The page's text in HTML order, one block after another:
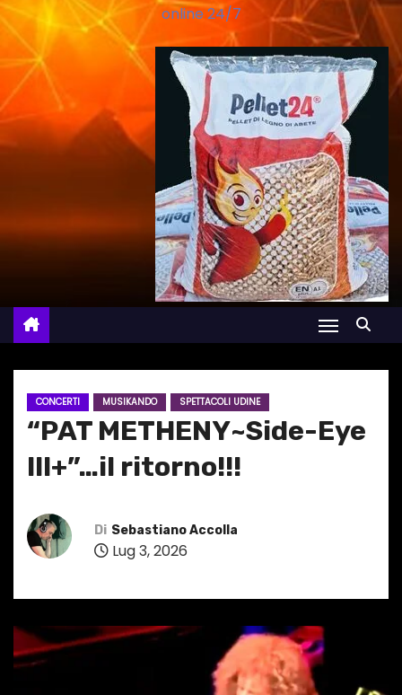
online 24/7
CONCERTI MUSIKANDO SPETTACOLI UDINE
“PAT METHENY~Side-Eye
III+”…il ritorno!!!
Di Sebastiano Accolla
Lug 3, 2026